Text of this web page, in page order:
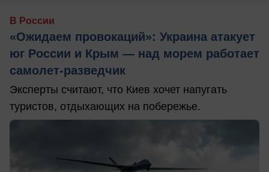
В России
«Ожидаем провокаций»: Украина атакует
юг России и Крым — над морем работает
самолет-разведчик
Эксперты считают, что Киев хочет напугать
туристов, отдыхающих на побережье.